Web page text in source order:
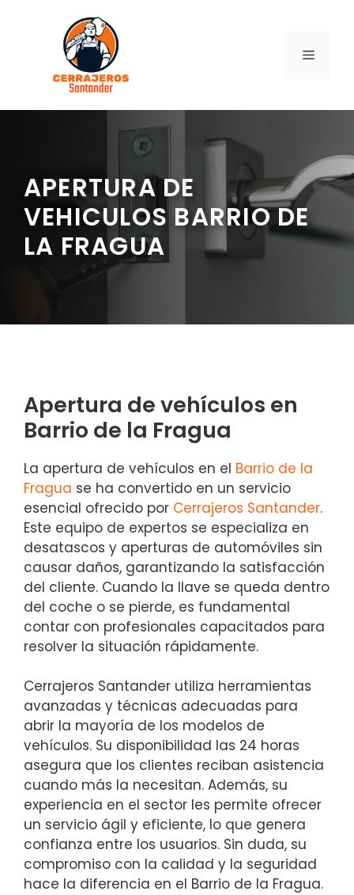
contenido
MENÚ
APERTURA DE
VEHICULOS BARRIO DE
LA FRAGUA
Apertura de vehículos en
Barrio de la Fragua
La apertura de vehículos en el Barrio de la
Fragua se ha convertido en un servicio
esencial ofrecido por Cerrajeros Santander.
Este equipo de expertos se especializa en
desatascos y aperturas de automóviles sin
causar daños, garantizando la satisfacción
del cliente. Cuando la llave se queda dentro
del coche o se pierde, es fundamental
contar con profesionales capacitados para
resolver la situación rápidamente.
Cerrajeros Santander utiliza herramientas
avanzadas y técnicas adecuadas para
abrir la mayoría de los modelos de
vehículos. Su disponibilidad las 24 horas
asegura que los clientes reciban asistencia
cuando más la necesitan. Además, su
experiencia en el sector les permite ofrecer
un servicio ágil y eficiente, lo que genera
confianza entre los usuarios. Sin duda, su
compromiso con la calidad y la seguridad
hace la diferencia en el Barrio de la Fragua.